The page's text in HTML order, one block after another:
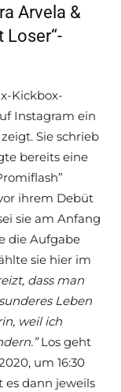
Arvela &
Loser“-
Kickbox-
Instagram ein
Sie schrieb
bereits eine
ihrem Debüt
sie am Anfang
die Aufgabe
sie hier im
dass man
Leben
weil ich
Los geht
um 16:30
es dann jeweils